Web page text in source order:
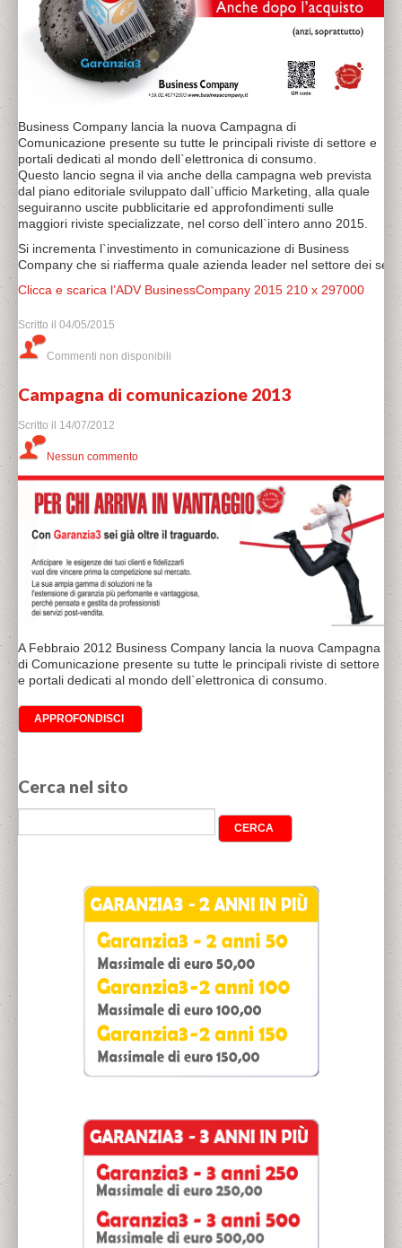
Business Company lancia la nuova Campagna di
Comunicazione presente su tutte le principali riviste di settore e
portali dedicati al mondo dell`elettronica di consumo.
Questo lancio segna il via anche della campagna web prevista
dal piano editoriale sviluppato dall`ufficio Marketing, alla quale
seguiranno uscite pubblicitarie ed approfondimenti sulle
maggiori riviste specializzate, nel corso dell`intero anno 2015.
Si incrementa l`investimento in comunicazione di Business
Company che si riafferma quale azienda leader nel settore dei
Clicca e scarica l’ADV BusinessCompany 2015 210 x 297000
Scritto il 04/05/2015
Commenti non disponibili
Campagna di comunicazione 2013
Scritto il 14/07/2012
Nessun commento
A Febbraio 2012 Business Company lancia la nuova Campagna
di Comunicazione presente su tutte le principali riviste di settore
e portali dedicati al mondo dell`elettronica di consumo.
APPROFONDISCI
Cerca nel sito